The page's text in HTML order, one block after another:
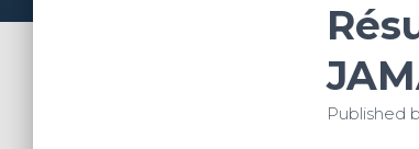
Published